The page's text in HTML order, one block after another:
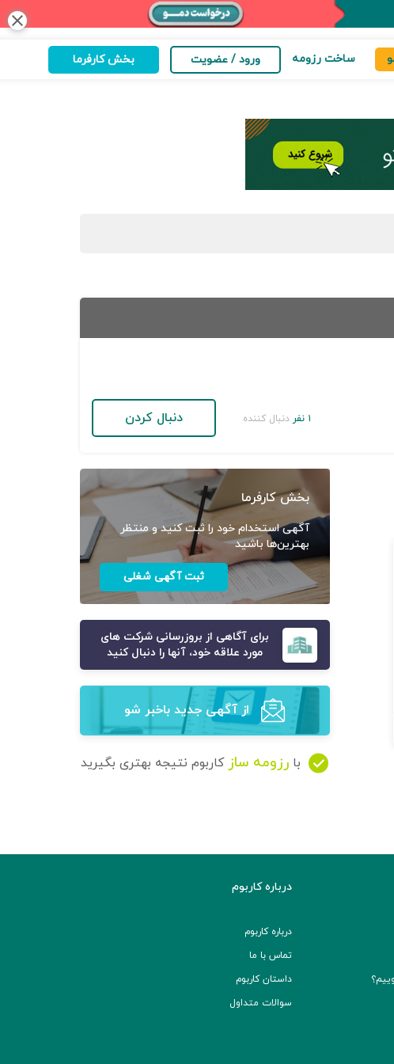
close
ساخت رزومه ورود / عضویت بخش کارفرما
۱ نفر دنبال کننده دنبال کردن
بخش کارفرما
آگهی استخدام خود را ثبت کنید و منتظر
بهترین‌ها باشید
ثبت آگهی شغلی
برای آگاهی از بروزرسانی شرکت های
مورد علاقه خود، آنها را دنبال کنید
از آگهی‌ جدید باخبر شو
با رزومه ساز کاربوم نتیجه بهتری بگیرید
درباره کاربوم
درباره کاربوم
تماس با ما
داستان کاربوم
سوالات متداول